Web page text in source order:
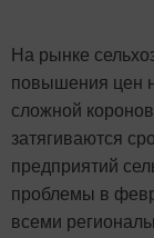
На рынке
повышения цен
сложной
затягиваются
предприятий
проблемы в
всеми